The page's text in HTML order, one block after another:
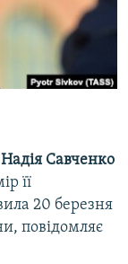
Надія Савченко
її
20 березня
повідомляє